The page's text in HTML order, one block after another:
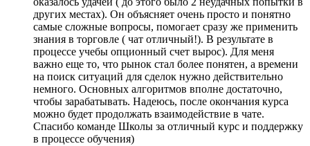
других местах). Он объясняет очень просто и понятно
самые сложные вопросы, помогает сразу же применить
знания в торговле ( чат отличный!). В результате в
процессе учебы опционный счет вырос). Для меня
важно еще то, что рынок стал более понятен, а времени
на поиск ситуаций для сделок нужно действительно
немного. Основных алгоритмов вполне достаточно,
чтобы зарабатывать. Надеюсь, после окончания курса
можно будет продолжать взаимодействие в чате.
Спасибо команде Школы за отличный курс и поддержку
в процессе обучения)